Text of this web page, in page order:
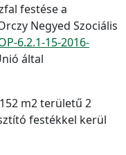
festése a
Negyed Szociális
6.2.1-15-2016-
által
m2 területű 2
festékkel kerül